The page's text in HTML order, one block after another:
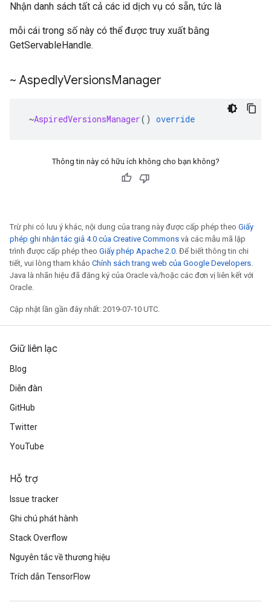
Nhận danh sách tất cả các id dịch vụ có sẵn, tức là
mỗi cái trong số này có thể được truy xuất bằng
GetServableHandle.
~ AspedlyVersionsManager
~AspiredVersionsManager() override
Thông tin này có hữu ích không cho bạn không?
Trừ phi có lưu ý khác, nội dung của trang này được cấp phép theo Giấy
phép ghi nhận tác giả 4.0 của Creative Commons và các mẫu mã lập
trình được cấp phép theo Giấy phép Apache 2.0. Để biết thông tin chi
tiết, vui lòng tham khảo Chính sách trang web của Google Developers.
Java là nhãn hiệu đã đăng ký của Oracle và/hoặc các đơn vị liên kết với
Oracle.
Cập nhật lần gần đây nhất: 2019-07-10 UTC.
Giữ liên lạc
Blog
Diễn đàn
GitHub
Twitter
YouTube
Hỗ trợ
Issue tracker
Ghi chú phát hành
Stack Overflow
Nguyên tắc về thương hiệu
Trích dẫn TensorFlow